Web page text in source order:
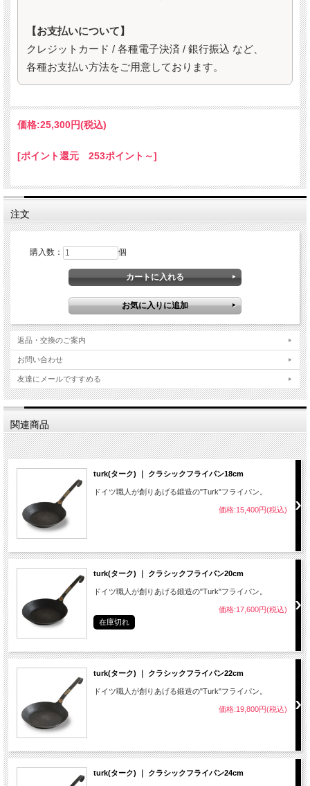
【お支払いについて】
クレジットカード / 各種電子決済 / 銀行振込 など、
各種お支払い方法をご用意しております。
価格:25,300円(税込)
[ポイント還元 253ポイント～]
注文
購入数： 個
返品・交換のご案内
お問い合わせ
友達にメールですすめる
関連商品
turk(ターク) ｜ クラシックフライパン18cm
ドイツ職人が創りあげる鍛造の"Turk"フライパン。
価格:15,400円(税込)
turk(ターク) ｜ クラシックフライパン20cm
ドイツ職人が創りあげる鍛造の"Turk"フライパン。
価格:17,600円(税込)
在庫切れ
turk(ターク) ｜ クラシックフライパン22cm
ドイツ職人が創りあげる鍛造の"Turk"フライパン。
価格:19,800円(税込)
turk(ターク) ｜ クラシックフライパン24cm